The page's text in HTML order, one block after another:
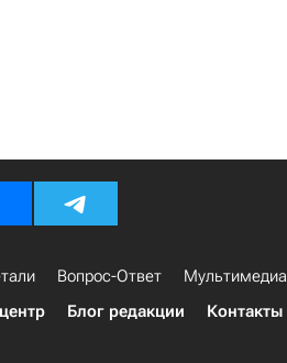
Вопрос-Ответ Мультимедиа
Блог редакции Контакты